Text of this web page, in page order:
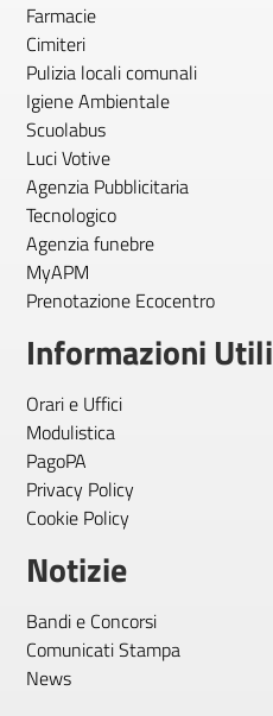
Farmacie
Cimiteri
Pulizia locali comunali
Igiene Ambientale
Scuolabus
Luci Votive
Agenzia Pubblicitaria
Tecnologico
Agenzia funebre
MyAPM
Prenotazione Ecocentro
Informazioni Utili
Orari e Uffici
Modulistica
PagoPA
Privacy Policy
Cookie Policy
Notizie
Bandi e Concorsi
Comunicati Stampa
News